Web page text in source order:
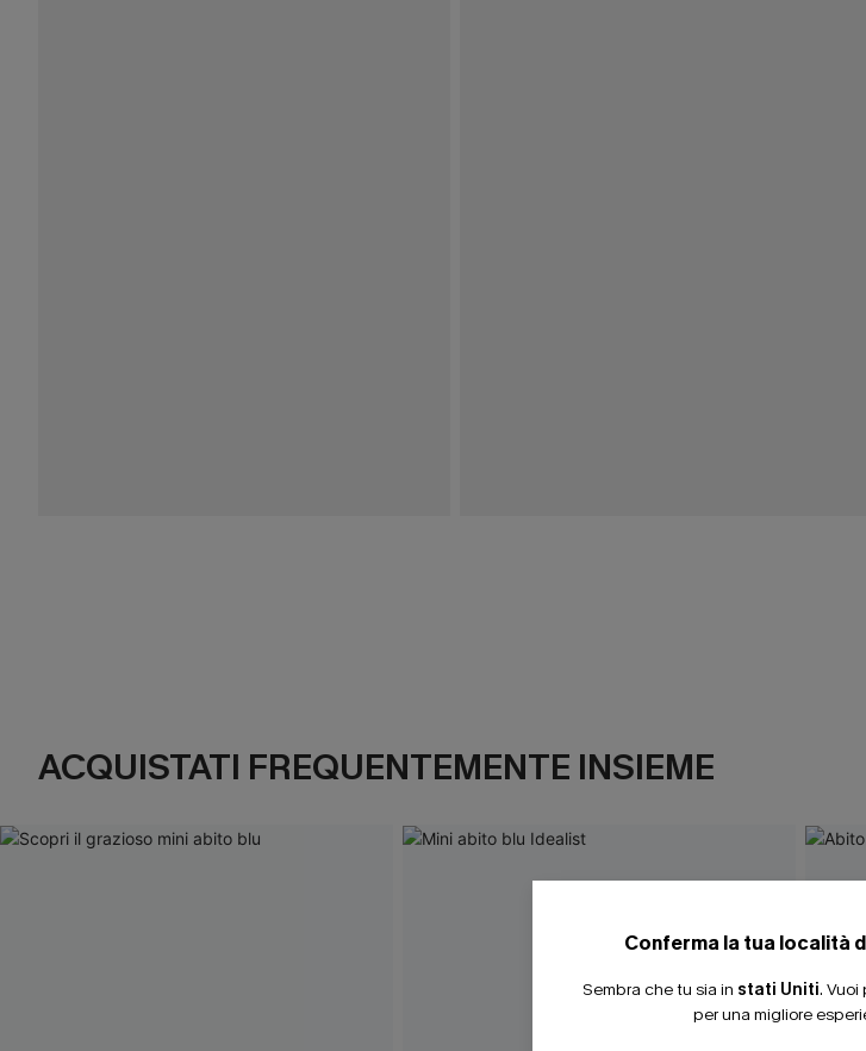
ACQUISTATI FREQUENTEMENTE INSIEME
Conferma la tua località
Sembra che tu sia in stati Uniti. Vuoi
per una migliore
15%